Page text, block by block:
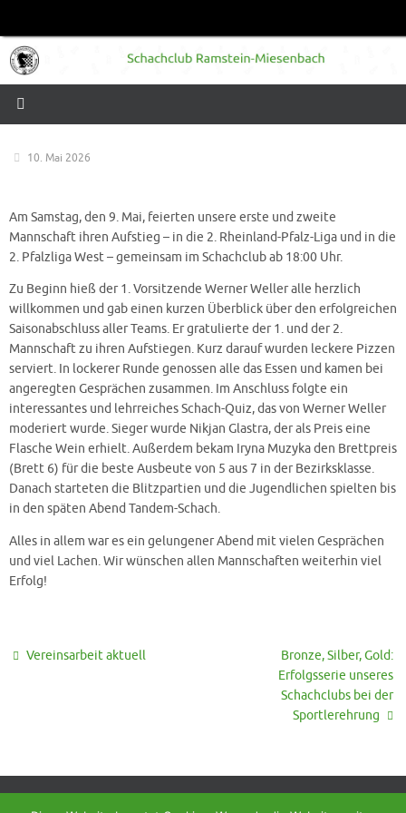
springen
10. Mai 2026
Am Samstag, den 9. Mai, feierten unsere erste und zweite
Mannschaft ihren Aufstieg – in die 2. Rheinland-Pfalz-Liga und in die
2. Pfalzliga West – gemeinsam im Schachclub ab 18:00 Uhr.
Zu Beginn hieß der 1. Vorsitzende Werner Weller alle herzlich
willkommen und gab einen kurzen Überblick über den erfolgreichen
Saisonabschluss aller Teams. Er gratulierte der 1. und der 2.
Mannschaft zu ihren Aufstiegen. Kurz darauf wurden leckere Pizzen
serviert. In lockerer Runde genossen alle das Essen und kamen bei
angeregten Gesprächen zusammen. Im Anschluss folgte ein
interessantes und lehrreiches Schach-Quiz, das von Werner Weller
moderiert wurde. Sieger wurde Nikjan Glastra, der als Preis eine
Flasche Wein erhielt. Außerdem bekam Iryna Muzyka den Brettpreis
(Brett 6) für die beste Ausbeute von 5 aus 7 in der Bezirksklasse.
Danach starteten die Blitzpartien und die Jugendlichen spielten bis
in den späten Abend Tandem-Schach.
Alles in allem war es ein gelungener Abend mit vielen Gesprächen
und viel Lachen. Wir wünschen allen Mannschaften weiterhin viel
Erfolg!
Vereinsarbeit aktuell
Bronze, Silber, Gold:
Erfolgsserie unseres
Schachclubs bei der
Sportlerehrung